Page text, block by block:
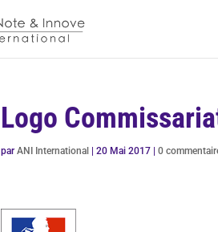
Logo
parANI International |20 Mai 2017 |0